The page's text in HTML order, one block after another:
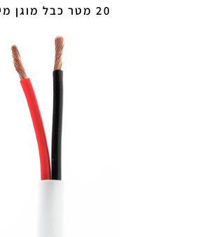
20 מטר כבל מוגן מים